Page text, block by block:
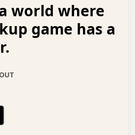
.   .   .   .   .   .   :   .
.   .   .   .   .   .   .   +
.   .   .   .   o   .   .
.   .   .   .   :   .   .   o
.   .   .   o   .   .   .
.   :   .   .   .   .   .
.   +   .   .   x   .   .
+   .   .   .   .   .   o
.   .   .   .   .   .   .   .
.   .   .   .   .   .   +   .
.   x   .   .   .   .   .   .
world where
game has a